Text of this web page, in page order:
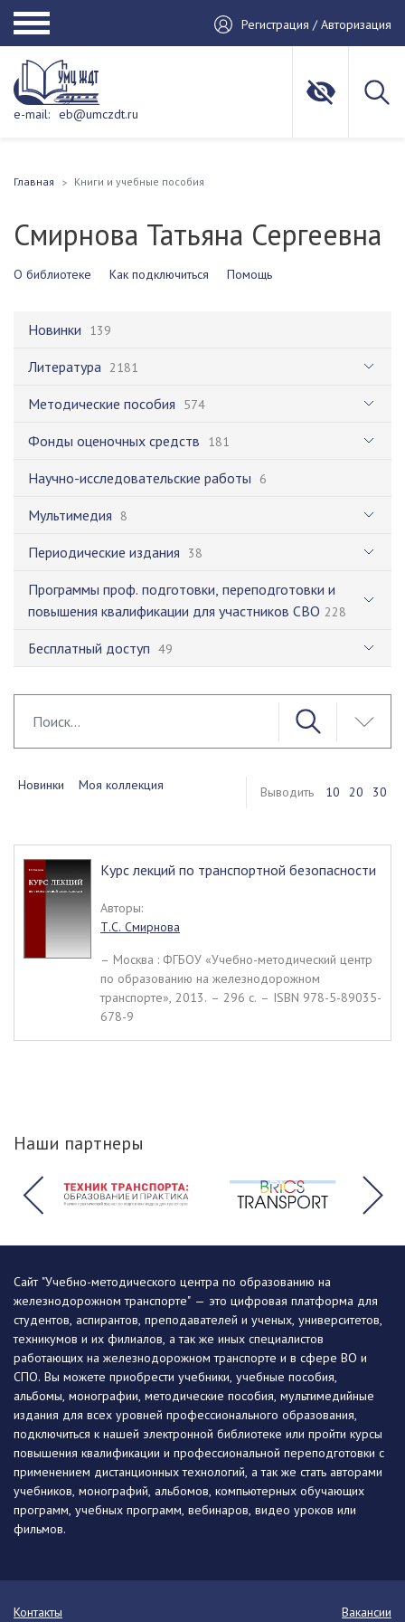
Регистрация / Авторизация
e-mail: eb@umczdt.ru
Главная Книги и учебные пособия
Смирнова Татьяна Сергеевна
О библиотеке Как подключиться Помощь
Новинки 139
Литература 2181
Методические пособия 574
Фонды оценочных средств 181
Научно-исследовательские работы 6
Мультимедия 8
Периодические издания 38
Программы проф. подготовки, переподготовки и
повышения квалификации для участников СВО 228
Бесплатный доступ 49
Новинки Моя коллекция Выводить 10 20 30
Курс лекций по транспортной безопасности
Авторы:
Т.С. Смирнова
– Москва : ФГБОУ «Учебно-методический центр
по образованию на железнодорожном
транспорте», 2013. – 296 c. – ISBN 978-5-89035-
678-9
Наши партнеры
Сайт "Учебно-методического центра по образованию на
железнодорожном транспорте" — это цифровая платформа для
студентов, аспирантов, преподавателей и ученых, университетов,
техникумов и их филиалов, а так же иных специалистов
работающих на железнодорожном транспорте и в сфере ВО и
СПО. Вы можете приобрести учебники, учебные пособия,
альбомы, монографии, методические пособия, мультимедийные
издания для всех уровней профессионального образования,
подключиться к нашей электронной библиотеке или пройти курсы
повышения квалификации и профессиональной переподготовки с
применением дистанционных технологий, а так же стать авторами
учебников, монографий, альбомов, компьютерных обучающих
программ, учебных программ, вебинаров, видео уроков или
фильмов.
Контакты Вакансии